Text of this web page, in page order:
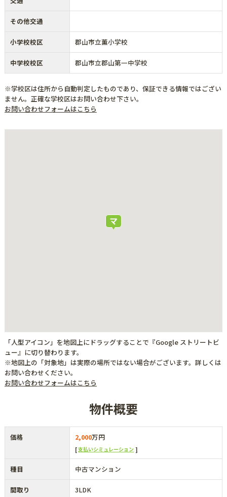
その他交通
小学校校区 郡山市立薫小学校
中学校校区 郡山市立郡山第一中学校
※学校区は住所から自動判定したものであり、保証できる情報ではござい
ません。正確な学校区はお問い合わせ下さい。
お問い合わせフォームはこちら
「人型アイコン」を地図上にドラッグすることで『Google ストリートビ
ュー』に切り替わります。
※地図上の「対象地」は実際の場所ではない場合がございます。詳しくは
お問い合わせください。
お問い合わせフォームはこちら
物件概要
価格 2,000万円
支払いシミュレーション
種目 中古マンション
間取り 3LDK